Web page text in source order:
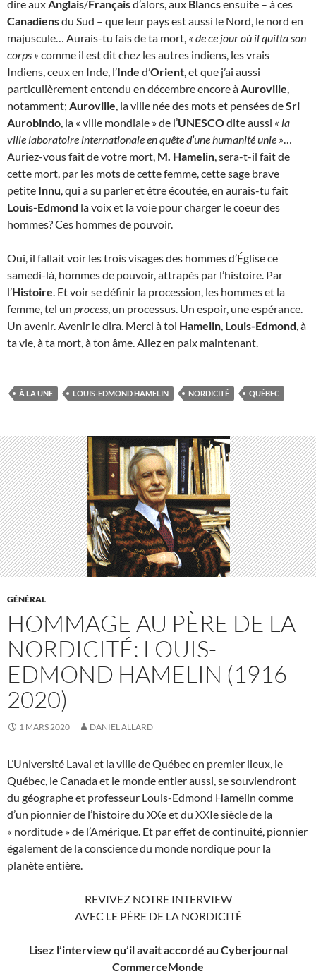
dire auxAnglais/Françaisd’alors, aux Blancsensuite – à ces
Canadiensdu Sud – que leur pays est aussi le Nord, le nord en
majuscule… Aurais-tu fais de ta mort, « de ce jour où il quitta son
corps » comme il est dit chez les autres indiens, les vrais
Indiens, ceux en Inde, l’Inde d’Orient, et que j’ai aussi
particulièrement entendu en décembre encore àAuroville,
notamment; Auroville, la ville née des mots et pensées deSri
Aurobindo, la « ville mondiale » de l’UNESCOdite aussi « la
ville laboratoire internationale en quête d’une humanité unie »…
Auriez-vous fait de votre mort, M. Hamelin, sera-t-il fait de
cette mort, par les mots de cette femme, cette sage brave
petite Innu, qui a su parler et être écoutée, en aurais-tu fait
Louis-Edmond la voix et la voie pour charger le coeur des
hommes? Ces hommes de pouvoir.
Oui, il fallait voir les trois visages des hommes d’Église ce
samedi-là, hommes de pouvoir, attrapés par l’histoire. Par
l’Histoire. Et voir se définir la procession, les hommes et la
femme, tel un process, un processus. Un espoir, une espérance.
Un avenir. Avenir le dira. Merci à toi Hamelin, Louis-Edmond, à
ta vie, à ta mort, à ton âme. Allez en paix maintenant.
À LA UNE LOUIS-EDMOND HAMELIN NORDICITÉ QUÉBEC
GÉNÉRAL
HOMMAGE AU PÈRE DE LA
NORDICITÉ: LOUIS-
EDMOND HAMELIN (1916-
2020)
1 MARS 2020 DANIEL ALLARD
L’Université Laval et la ville de Québec en premier lieux, le
Québec, le Canada et le monde entier aussi, se souviendront
du géographe et professeur Louis-Edmond Hamelin comme
d’un pionnier de l’histoire du XXe et du XXIe siècle de la
« norditude » de l’Amérique. Et par effet de continuité, pionnier
également de la conscience du monde nordique pour la
planète entière.
REVIVEZ NOTRE INTERVIEW
AVEC LE PÈRE DE LA NORDICITÉ
Lisez l’interview qu’il avait accordé au Cyberjournal
CommerceMonde